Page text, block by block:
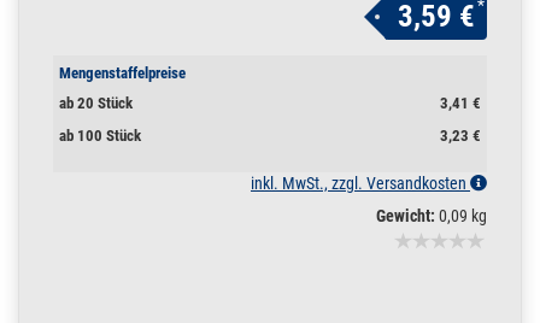
3,59 €*
Mengenstaffelpreise
ab 20 Stück
3,41 €
ab 100 Stück
3,23 €
inkl. MwSt., zzgl. Versandkosten
Gewicht: 0,09 kg